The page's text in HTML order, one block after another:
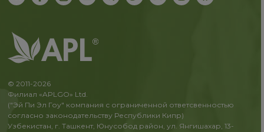
© 2011-2026
Филиал «APLGO» Ltd.
("Эй Пи Эл Гоу" компания с ограниченной ответсвенностью
согласно законодательству Республики Кипр)
Узбекистан, г. Ташкент, Юнусобод район, ул. Янгишахар, 13-